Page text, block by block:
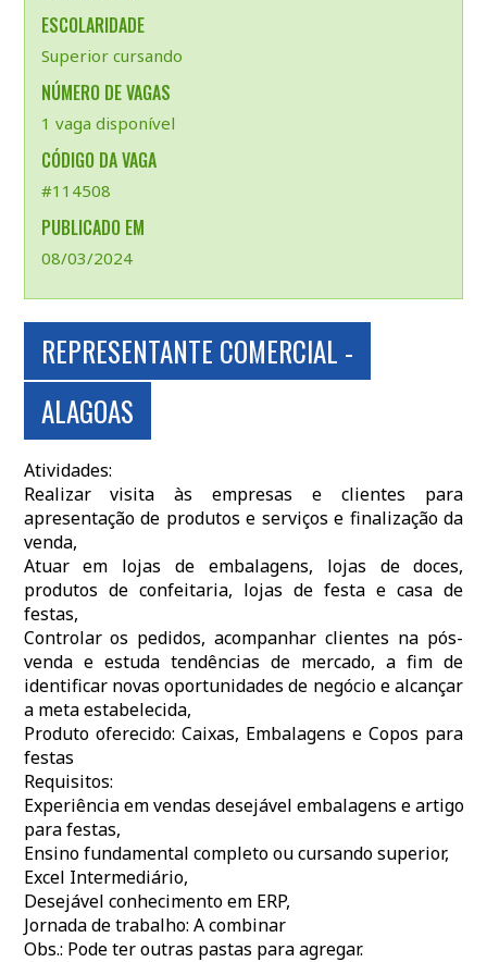
ESCOLARIDADE
Superior cursando
NÚMERO DE VAGAS
1 vaga disponível
CÓDIGO DA VAGA
#114508
PUBLICADO EM
08/03/2024
REPRESENTANTE COMERCIAL -
ALAGOAS
Atividades:
Realizar visita às empresas e clientes para
apresentação de produtos e serviços e finalização da
venda,
Atuar em lojas de embalagens, lojas de doces,
produtos de confeitaria, lojas de festa e casa de
festas,
Controlar os pedidos, acompanhar clientes na pós-
venda e estuda tendências de mercado, a fim de
identificar novas oportunidades de negócio e alcançar
a meta estabelecida,
Produto oferecido: Caixas, Embalagens e Copos para
festas
Requisitos:
Experiência em vendas desejável embalagens e artigo
para festas,
Ensino fundamental completo ou cursando superior,
Excel Intermediário,
Desejável conhecimento em ERP,
Jornada de trabalho: A combinar
Obs.: Pode ter outras pastas para agregar.